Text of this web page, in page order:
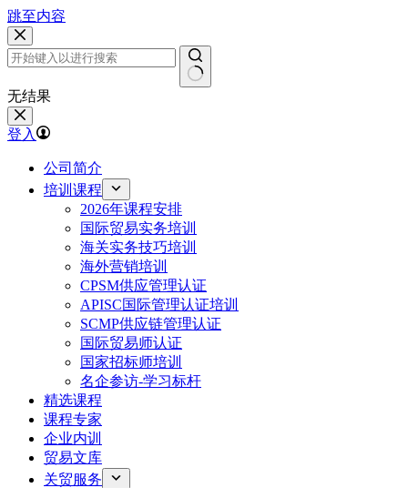
跳至内容
无结果
登入
公司简介
培训课程
2026年课程安排
国际贸易实务培训
海关实务技巧培训
海外营销培训
CPSM供应管理认证
APISC国际管理认证培训
SCMP供应链管理认证
国际贸易师认证
国家招标师培训
名企参访-学习标杆
精选课程
课程专家
企业内训
贸易文库
关贸服务